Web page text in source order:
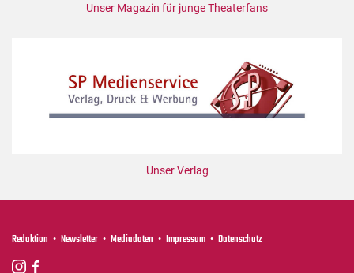
Unser Magazin für junge Theaterfans
Unser Verlag
Redaktion Newsletter Mediadaten Impressum Datenschutz